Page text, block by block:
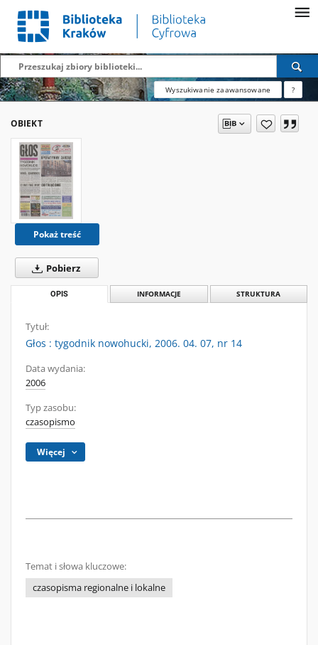
Wyszukiwanie zaawansowane ?
OBIEKT
Pokaż treść
Pobierz
OPIS INFORMACJE STRUKTURA
Tytuł:
Głos : tygodnik nowohucki, 2006. 04. 07, nr 14
Data wydania:
2006
Typ zasobu:
czasopismo
Więcej
Temat i słowa kluczowe:
czasopisma regionalne i lokalne